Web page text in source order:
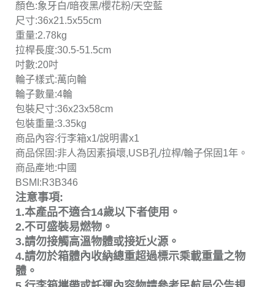
顏色:象牙白/暗夜黑/櫻花粉/天空藍
尺寸:36x21.5x55cm
重量:2.78kg
拉桿長度:30.5-51.5cm
吋數:20吋
輪子樣式:萬向輪
輪子數量:4輪
包裝尺寸:36x23x58cm
包裝重量:3.35kg
商品內容:行李箱x1/說明書x1
商品保固:非人為因素損壞,USB孔/拉桿/輪子保固1年。
商品產地:中國
BSMI:R3B346
注意事項:
1.本產品不適合14歲以下者使用。
2.不可盛裝易燃物。
3.請勿接觸高溫物體或接近火源。
4.請勿於箱體內收納總重超過標示乘載重量之物
體。